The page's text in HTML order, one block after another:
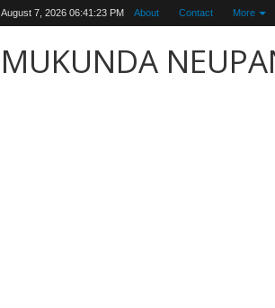
August 7, 2026 06:41:24 PM About Contact More
MUKUNDA